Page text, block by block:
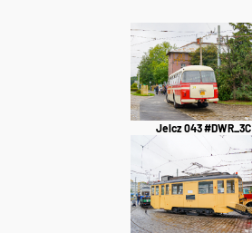
Jelcz 043 #DWR_3C